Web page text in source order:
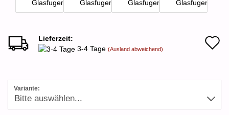
Lieferzeit:
3-4 Tage (Ausland abweichend)
Variante: